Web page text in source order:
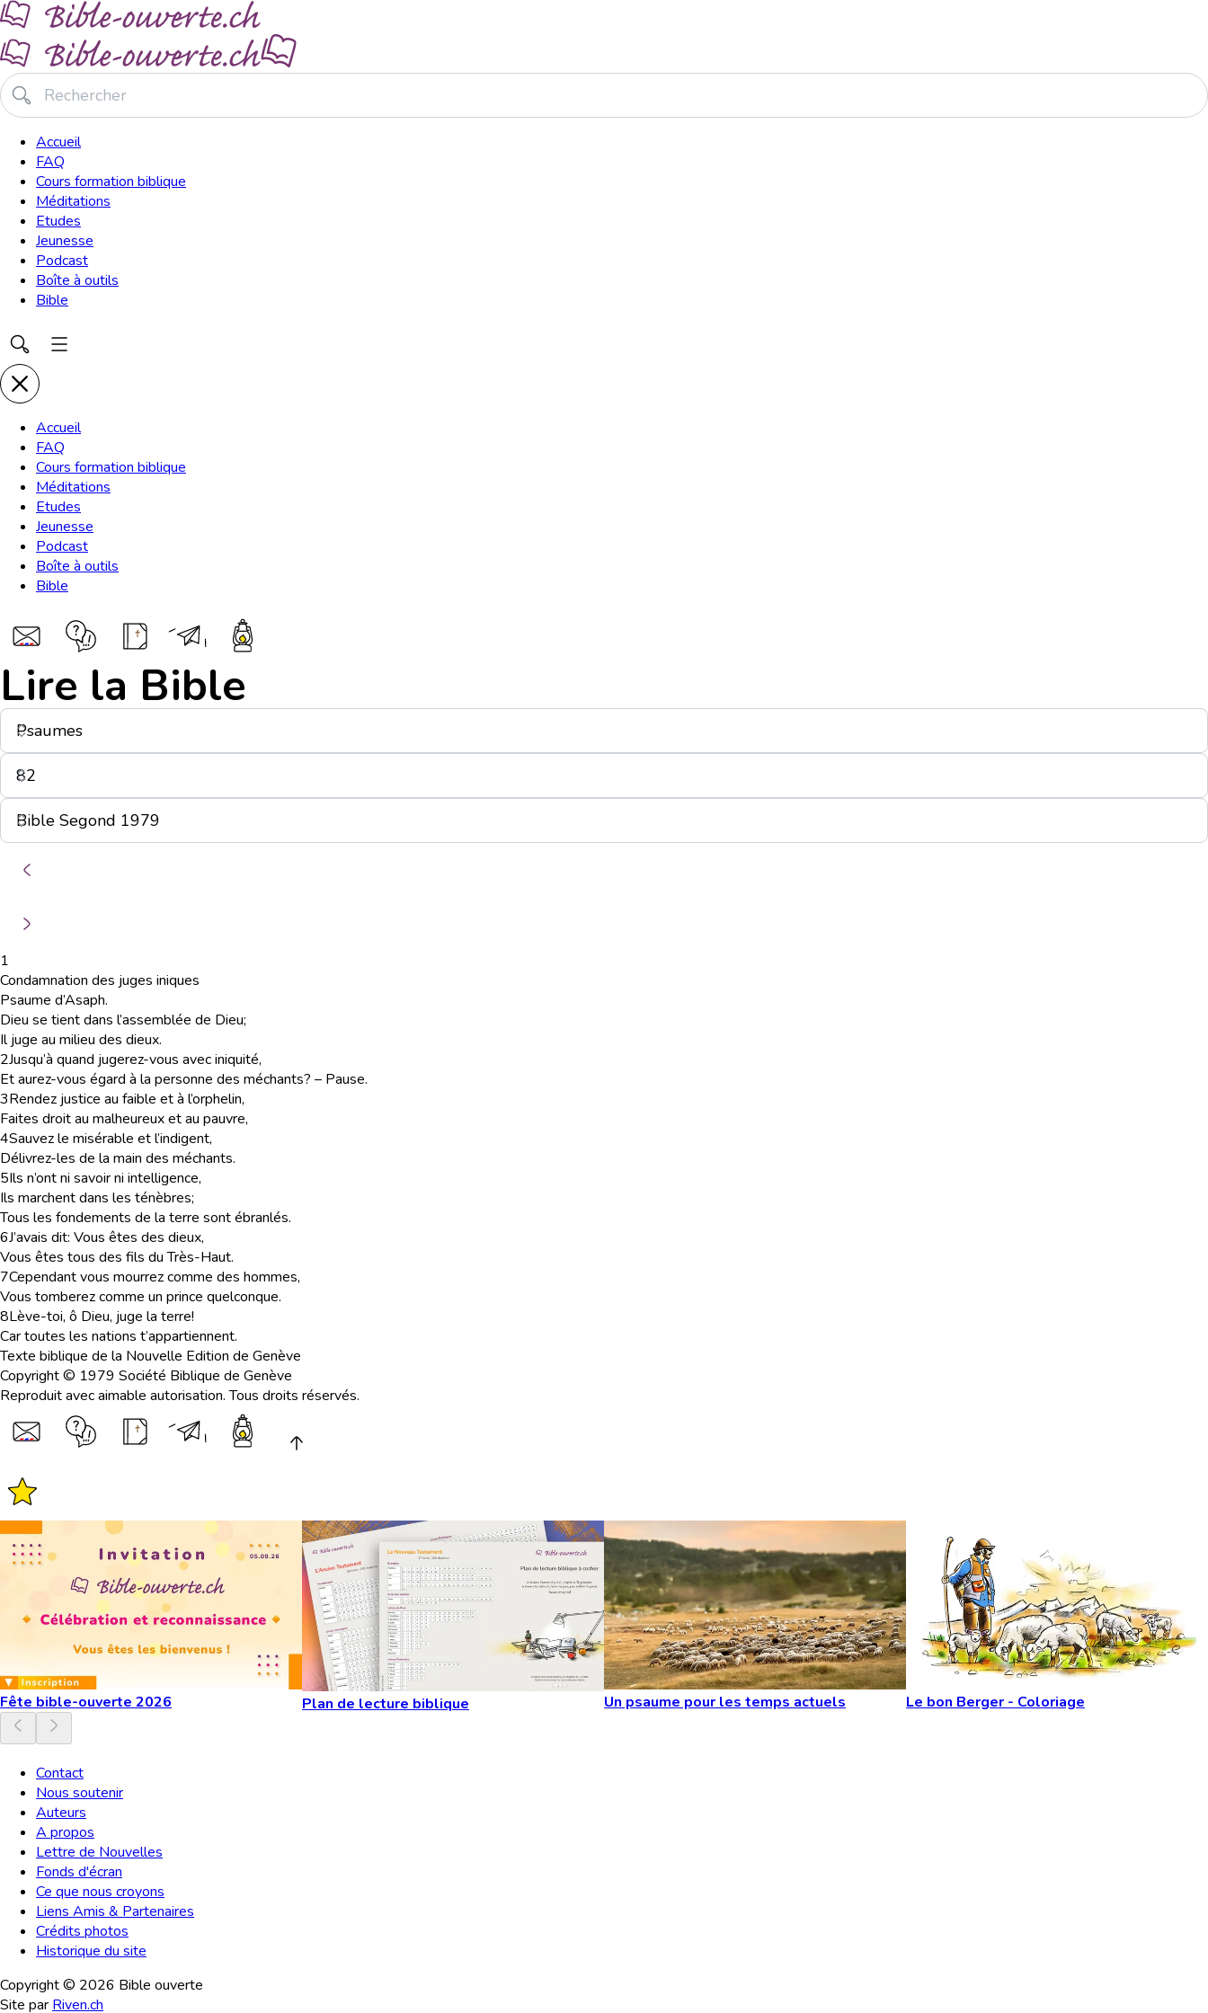
Accueil
FAQ
Cours formation biblique
Méditations
Etudes
Jeunesse
Podcast
Boîte à outils
Bible
Accueil
FAQ
Cours formation biblique
Méditations
Etudes
Jeunesse
Podcast
Boîte à outils
Bible
Lire la Bible
1
Condamnation des juges iniques
Psaume d’Asaph.
Dieu se tient dans l’assemblée de Dieu;
Il juge au milieu des dieux.
2Jusqu’à quand jugerez-vous avec iniquité,
Et aurez-vous égard à la personne des méchants? – Pause.
3Rendez justice au faible et à l’orphelin,
Faites droit au malheureux et au pauvre,
4Sauvez le misérable et l’indigent,
Délivrez-les de la main des méchants.
5Ils n’ont ni savoir ni intelligence,
Ils marchent dans les ténèbres;
Tous les fondements de la terre sont ébranlés.
6J’avais dit: Vous êtes des dieux,
Vous êtes tous des fils du Très-Haut.
7Cependant vous mourrez comme des hommes,
Vous tomberez comme un prince quelconque.
8Lève-toi, ô Dieu, juge la terre!
Car toutes les nations t’appartiennent.
Texte biblique de la Nouvelle Edition de Genève
Copyright © 1979 Société Biblique de Genève
Reproduit avec aimable autorisation. Tous droits réservés.
Fête bible-ouverte 2026 Plan de lecture biblique Un psaume pour les temps actuels Le bon Berger - Coloriage
Contact
Nous soutenir
Auteurs
A propos
Lettre de Nouvelles
Fonds d'écran
Ce que nous croyons
Liens Amis & Partenaires
Crédits photos
Historique du site
Copyright © 2026 Bible ouverte
Site par Riven.ch